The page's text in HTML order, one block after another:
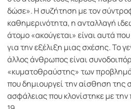
δώσε». Η συζήτηση με τον
καθημερινότητα, η ανταλλαγή
άτομο «ακούγεται» είναι αυτά
για την εξέλιξη μιας σχέσης. Το
άλλος άνθρωπος είναι
«κυματοθραύστης» των
που δημιουργεί την αίσθηση της
ασφάλειας που κλονίστηκε με